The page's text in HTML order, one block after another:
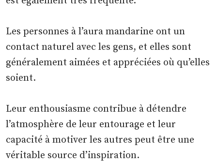
Les personnes à l’aura mandarine ont un
contact naturel avec les gens, et elles sont
généralement aimées et appréciées où qu’elles
soient.
Leur enthousiasme contribue à détendre
l’atmosphère de leur entourage et leur
capacité à motiver les autres peut être une
véritable source d’inspiration.